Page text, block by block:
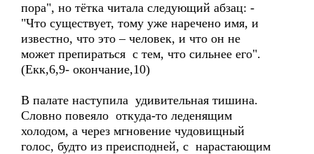
пора", но тётка читала следующий абзац: -
"Что существует, тому уже наречено имя, и
известно, что это – человек, и что он не
может препираться с тем, что сильнее его".
(Екк,6,9- окончание,10)
В палате наступила удивительная тишина.
Словно повеяло откуда-то леденящим
холодом, а через мгновение чудовищный
голос, будто из преисподней, с нарастающим